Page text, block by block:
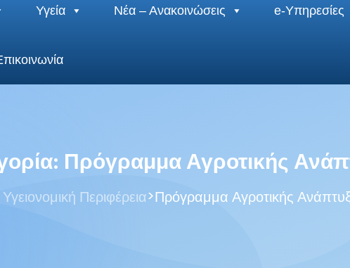
Υγεία Νέα – Ανακοινώσεις e-Υπηρεσίες
Πρόγραμμα Αγροτικής
Περιφέρεια>Πρόγραμμα Αγροτικής